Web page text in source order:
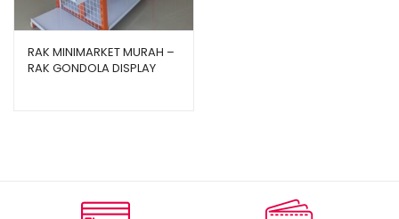
RAK MINIMARKET MURAH –
RAK GONDOLA DISPLAY